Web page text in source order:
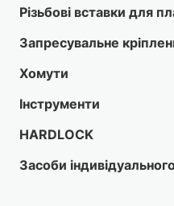
Різьбові вставки для
Запресувальне
Хомути
Інструменти
HARDLOCK
Засоби